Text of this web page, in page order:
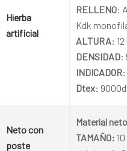
Hierba
artificial
RELLENO:
Kdk
ALTURA:
DENSIDAD:
INDICADOR
Dtex: 9000d
Neto con
poste
Material
TAMAÑO: